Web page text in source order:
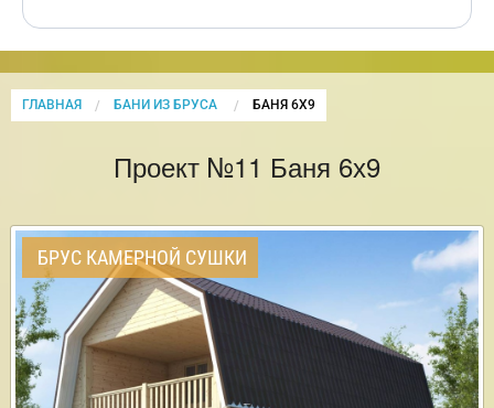
ГЛАВНАЯ БАНИ ИЗ БРУСА CURRENT:
БАНЯ 6Х9
Проект №11 Баня 6х9
БРУС КАМЕРНОЙ СУШКИ